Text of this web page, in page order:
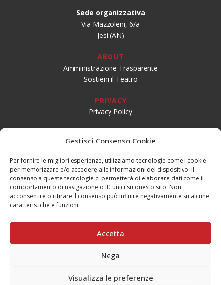
Gestisci Consenso Cookie
Per fornire le migliori esperienze, utilizziamo tecnologie come i cookie
per memorizzare e/o accedere alle informazioni del dispositivo. Il
consenso a queste tecnologie ci permetterà di elaborare dati come il
comportamento di navigazione o ID unici su questo sito. Non
acconsentire o ritirare il consenso può influire negativamente su alcune
caratteristiche e funzioni.
Accetta
Nega
Visualizza le preferenze
Sede organizzativa
Via Mazzoleni, 6/a
Jesi (AN)
ABOUT
Amministrazione Trasparente
Sostieni il Teatro
PRIVACY
Privacy Policy
CONTATTI
Email:info@teatrogiovaniteatropirata.it
PEC:atg@pec.teatrogiovani.com
Mobile: 334.1684688
Sede Serra San Quirico
Mobile: 340.1701008